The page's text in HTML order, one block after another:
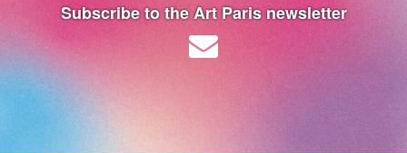
Subscribe to the Art Paris newsletter